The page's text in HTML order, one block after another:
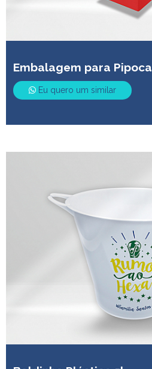
Embalagem para Pipoca
Eu quero um similar